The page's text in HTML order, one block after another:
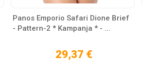
Panos Emporio Safari Dione Brief
- Pattern-2 * Kampanja * - ...
29,37 €